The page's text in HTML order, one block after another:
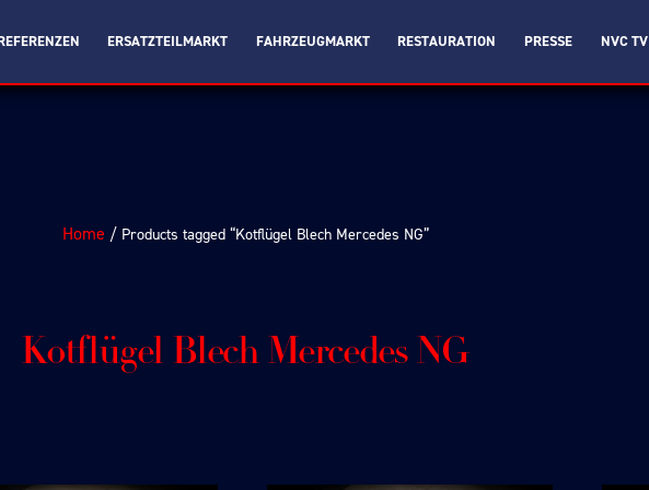
ERSATZTEILMARKT FAHRZEUGMARKT RESTAURATION PRESSE NVC TV
Home / Products tagged “Kotflügel Blech Mercedes NG”
Kotflügel Blech Mercedes NG